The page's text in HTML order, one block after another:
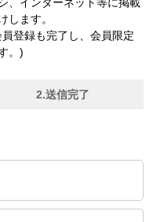
、インターネット等に掲載
します。
登録も完了し、会員限定
。)
2.送信完了